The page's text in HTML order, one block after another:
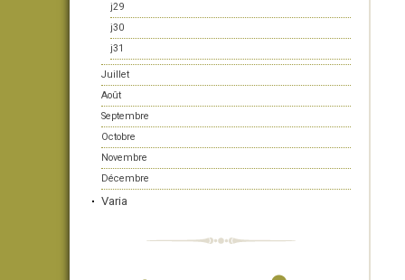
j29
j30
j31
Juillet
Août
Septembre
Octobre
Novembre
Décembre
Varia